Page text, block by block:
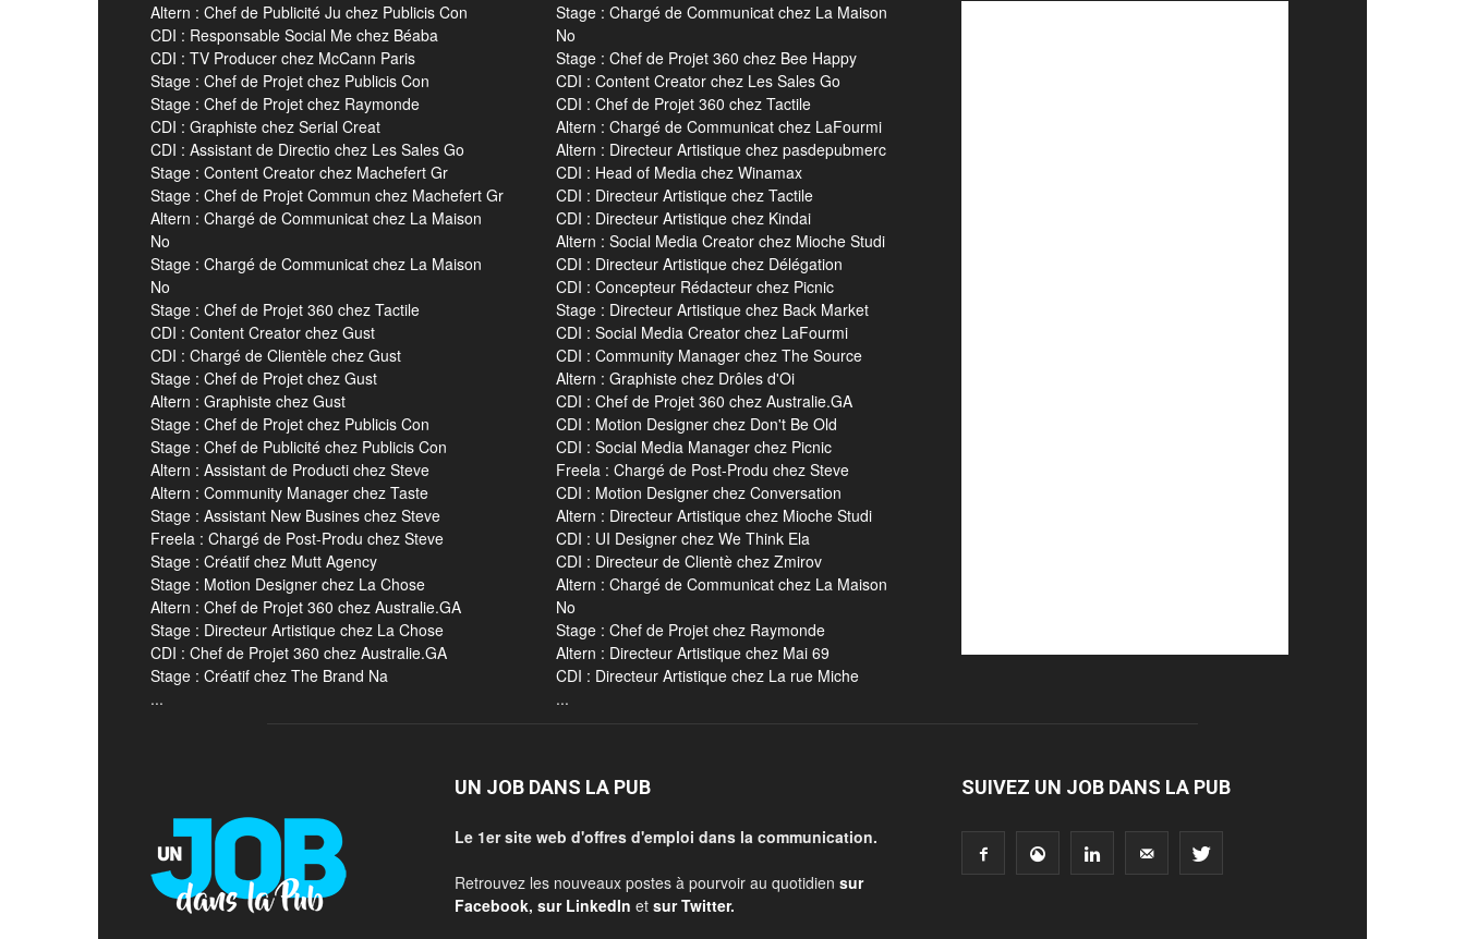
Altern : Chef de Publicité Ju chez Publicis Con
CDI : Responsable Social Me chez Béaba
CDI : TV Producer chez McCann Paris
Stage : Chef de Projet chez Publicis Con
Stage : Chef de Projet chez Raymonde
CDI : Graphiste chez Serial Creat
CDI : Assistant de Directio chez Les Sales Go
Stage : Content Creator chez Machefert Gr
Stage : Chef de Projet Commun chez Machefert Gr
Altern : Chargé de Communicat chez La Maison
No
Stage : Chargé de Communicat chez La Maison
No
Stage : Chef de Projet 360 chez Tactile
CDI : Content Creator chez Gust
CDI : Chargé de Clientèle chez Gust
Stage : Chef de Projet chez Gust
Altern : Graphiste chez Gust
Stage : Chef de Projet chez Publicis Con
Stage : Chef de Publicité chez Publicis Con
Altern : Assistant de Producti chez Steve
Altern : Community Manager chez Taste
Stage : Assistant New Busines chez Steve
Freela : Chargé de Post-Produ chez Steve
Stage : Créatif chez Mutt Agency
Stage : Motion Designer chez La Chose
Altern : Chef de Projet 360 chez Australie.GA
Stage : Directeur Artistique chez La Chose
CDI : Chef de Projet 360 chez Australie.GA
Stage : Créatif chez The Brand Na
...
Stage : Chargé de Communicat chez La Maison
No
Stage : Chef de Projet 360 chez Bee Happy
CDI : Content Creator chez Les Sales Go
CDI : Chef de Projet 360 chez Tactile
Altern : Chargé de Communicat chez LaFourmi
Altern : Directeur Artistique chez pasdepubmerc
CDI : Head of Media chez Winamax
CDI : Directeur Artistique chez Tactile
CDI : Directeur Artistique chez Kindai
Altern : Social Media Creator chez Mioche Studi
CDI : Directeur Artistique chez Délégation
CDI : Concepteur Rédacteur chez Picnic
Stage : Directeur Artistique chez Back Market
CDI : Social Media Creator chez LaFourmi
CDI : Community Manager chez The Source
Altern : Graphiste chez Drôles d'Oi
CDI : Chef de Projet 360 chez Australie.GA
CDI : Motion Designer chez Don't Be Old
CDI : Social Media Manager chez Picnic
Freela : Chargé de Post-Produ chez Steve
CDI : Motion Designer chez Conversation
Altern : Directeur Artistique chez Mioche Studi
CDI : UI Designer chez We Think Ela
CDI : Directeur de Clientè chez Zmirov
Altern : Chargé de Communicat chez La Maison
No
Stage : Chef de Projet chez Raymonde
Altern : Directeur Artistique chez Mai 69
CDI : Directeur Artistique chez La rue Miche
...
UN JOB DANS LA PUB
Le 1er site web d'offres d'emploi dans la communication.
Retrouvez les nouveaux postes à pourvoir au quotidien sur
Facebook, sur LinkedIn et sur Twitter.
SUIVEZ UN JOB DANS LA PUB